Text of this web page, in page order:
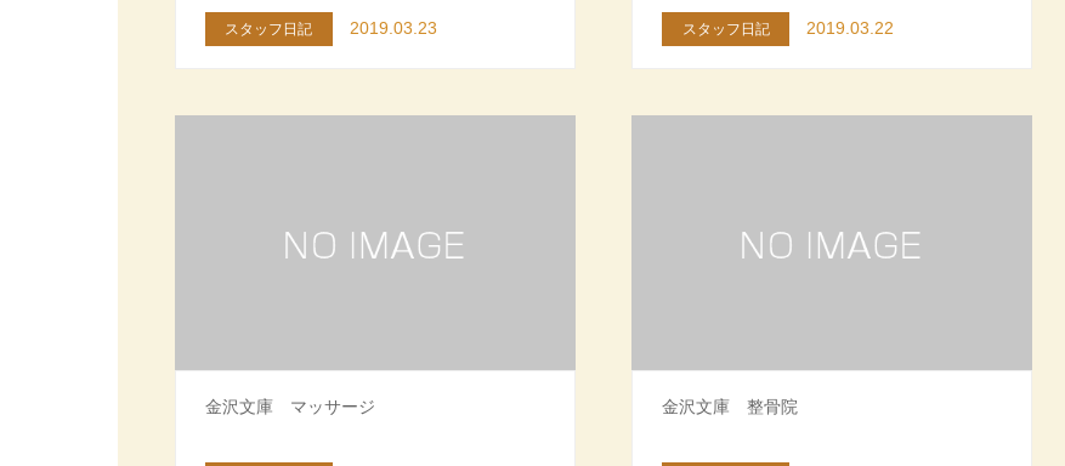
スタッフ日記 2019.03.23 スタッフ日記 2019.03.22
金沢文庫 マッサージ 金沢文庫 整骨院